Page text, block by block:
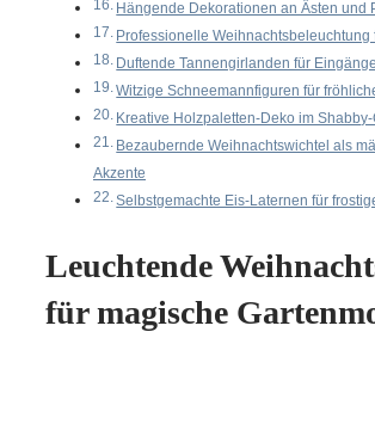
Hängende Dekorationen an Ästen und
Professionelle Weihnachtsbeleuchtung
Duftende Tannengirlanden für
Witzige Schneemannfiguren für
Kreative Holzpaletten-Deko im Shabby-
Bezaubernde Weihnachtswichtel als
Akzente
Selbstgemachte Eis-Laternen für
Leuchtende
für magische